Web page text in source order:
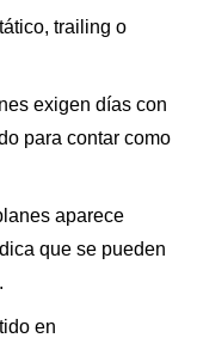
trailing o
exigen días con
para contar como
aparece
que se pueden
en